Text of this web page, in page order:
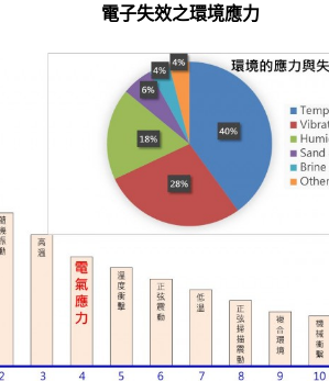
電子失效之環境應力